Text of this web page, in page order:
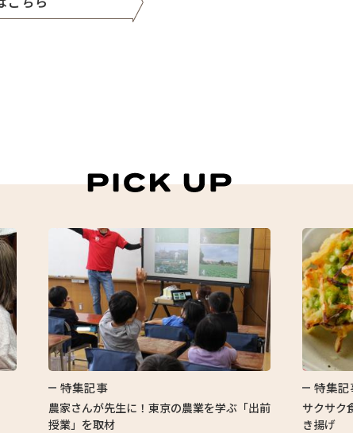
特集記事
農家さんが先生に！東京の農業を学ぶ「出前
授業」を取材
特集記
サクサク
き揚げ